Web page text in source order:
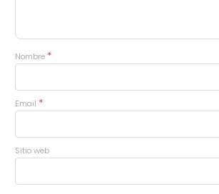
Nombre *
Email *
Sitio web